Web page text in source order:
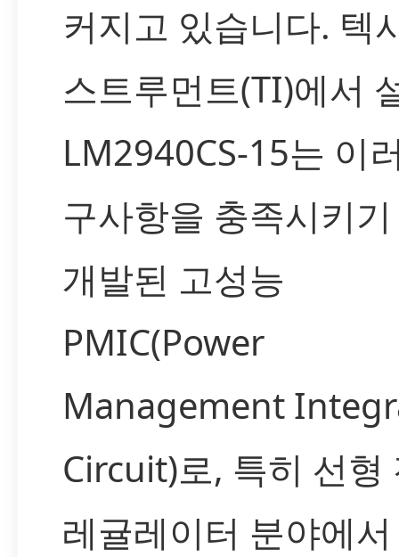
커지고 있습니다. 텍
스트루먼트(TI)에서
LM2940CS-15는 이
구사항을 충족시키
개발된 고성능
PMIC(Power
Management
Circuit)로, 특히 선형
레귤레이터 분야에